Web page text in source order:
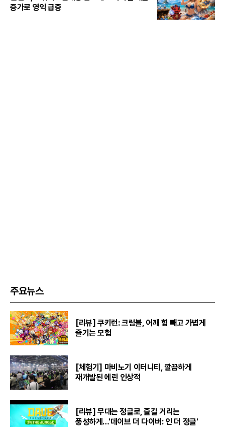
증가로 영익 급증
주요뉴스
[리뷰] 쿠키런: 크럼블, 어깨 힘 빼고 가볍게
즐기는 모험
[체험기] 마비노기 이터니티, 깔끔하게
재개발된 에린 인상적
[리뷰] 무대는 정글로, 즐길 거리는
풍성하게…'데이브 더 다이버: 인 더 정글'